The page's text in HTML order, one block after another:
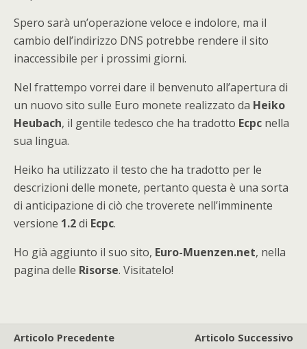
Spero sarà un’operazione veloce e indolore, ma il
cambio dell’indirizzo DNS potrebbe rendere il sito
inaccessibile per i prossimi giorni.
Nel frattempo vorrei dare il benvenuto all’apertura di
un nuovo sito sulle Euro monete realizzato da Heiko
Heubach, il gentile tedesco che ha tradotto Ecpc nella
sua lingua.
Heiko ha utilizzato il testo che ha tradotto per le
descrizioni delle monete, pertanto questa è una sorta
di anticipazione di ciò che troverete nell’imminente
versione 1.2di Ecpc.
Ho già aggiunto il suo sito, Euro-Muenzen.net, nella
pagina delle Risorse. Visitatelo!
Articolo Precedente
Articolo Successivo